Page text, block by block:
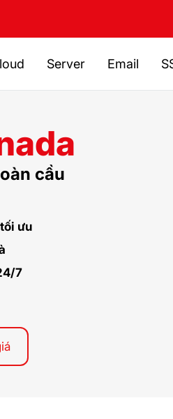
Server Email
cầu
ưu
7